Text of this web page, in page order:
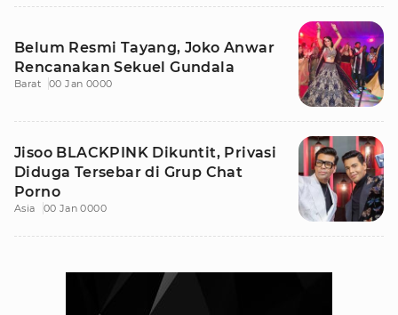
Belum Resmi Tayang, Joko Anwar
Rencanakan Sekuel Gundala
Barat 00 Jan 0000
Jisoo BLACKPINK Dikuntit, Privasi
Diduga Tersebar di Grup Chat
Porno
Asia 00 Jan 0000